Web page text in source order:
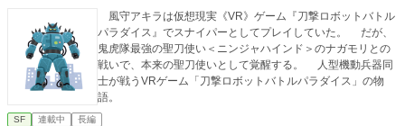
風守アキラは仮想現実《VR》ゲーム『刀撃ロボットバトル
パラダイス』でスナイパーとしてプレイしていた。 だが、
鬼虎隊最強の聖刀使い＜ニンジャハインド＞のナガモリとの
戦いで、本来の聖刀使いとして覚醒する。 人型機動兵器同
士が戦うVRゲーム「刀撃ロボットバトルパラダイス」の物
語。
SF 連載中 長編